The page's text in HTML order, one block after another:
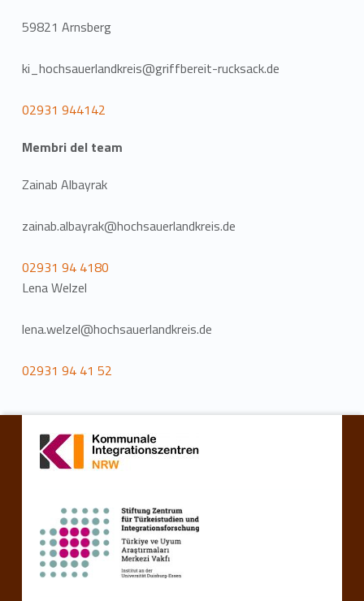
59821 Arnsberg
ki_hochsauerlandkreis@griffbereit-rucksack.de
02931 944142
Membri del team
Zainab Albayrak
zainab.albayrak@hochsauerlandkreis.de
02931 94 4180
Lena Welzel
lena.welzel@hochsauerlandkreis.de
02931 94 41 52